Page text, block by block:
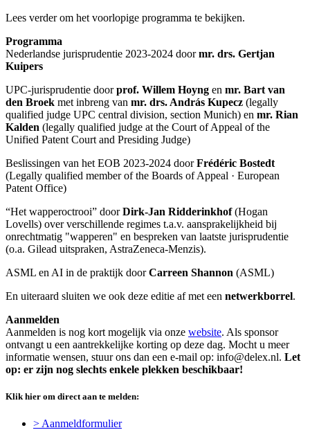
Lees verder om het voorlopige programma te bekijken.
Programma
Nederlandse jurisprudentie 2023-2024 doormr. drs. Gertjan
Kuipers
UPC-jurisprudentie doorprof. Willem Hoyng en mr. Bart van
den Broek met inbreng van mr. drs. András Kupecz (legally
qualified judge UPC central division, section Munich) en mr. Rian
Kalden (legally qualified judge at the Court of Appeal of the
Unified Patent Court and Presiding Judge)
Beslissingen van het EOB 2023-2024 doorFrédéric Bostedt
(Legally qualified member of the Boards of Appeal · European
Patent Office)
“Het wapperoctrooi” doorDirk-Jan Ridderinkhof(Hogan
Lovells) over verschillende regimes t.a.v. aansprakelijkheid bij
onrechtmatig "wapperen" en bespreken van laatste jurisprudentie
(o.a. Gilead uitspraken, AstraZeneca-Menzis).
ASML en AI in de praktijk doorCarreen Shannon (ASML)
En uiteraard sluiten we ook deze editie af met een netwerkborrel.
Aanmelden
Aanmelden is nog kort mogelijk via onze website. Als sponsor
ontvangt u een aantrekkelijke korting op deze dag. Mocht u meer
informatie wensen, stuur ons dan een e-mail op: info@delex.nl. Let
op: er zijn nog slechts enkele plekken beschikbaar!
Klik hier om direct aan te melden:
> Aanmeldformulier